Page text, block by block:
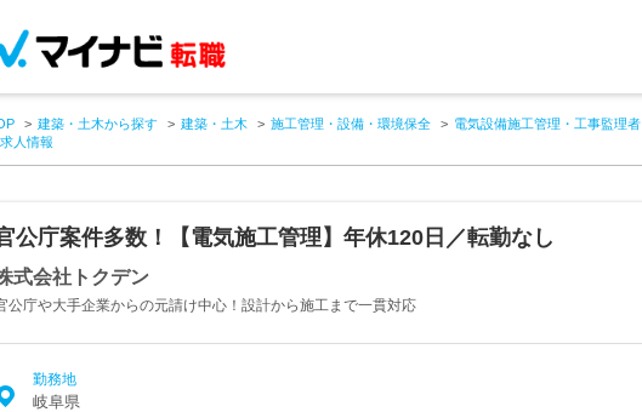
建築・土木から探す 建築・土木 施工管理・設備・環境保全 電気設備施工管理・工事監理者
人情報
公庁案件多数！【電気施工管理】年休120日／転勤なし
式会社トクデン
公庁や大手企業からの元請け中心！設計から施工まで一貫対応
勤務地
岐阜県